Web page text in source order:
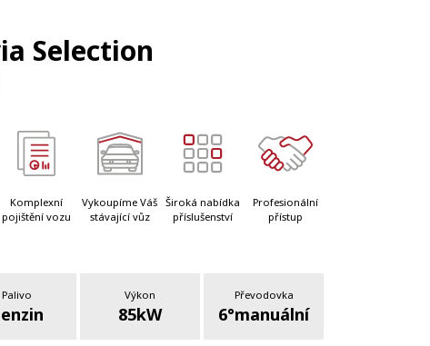
Selection
Komplexní
pojištění vozu
Vykoupíme Váš
stávající vůz
Široká nabídka
příslušenství
Profesionální
přístup
Palivo Výkon
85kW
Převodovka
6°manuální